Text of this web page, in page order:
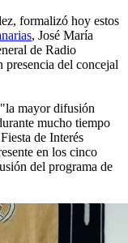
formalizó hoy estos
, José María
de Radio
del concejal
mayor difusión
mucho tiempo
de Interés
en los cinco
del programa de